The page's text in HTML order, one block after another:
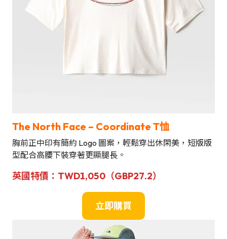
The North Face – Coordinate T恤
胸前正中印有簡約 Logo 圖案，輕鬆穿出休閑美，短版版
型配合高腰下裝穿著更顯腿長。
英國特價 ： TWD1,050（GBP27.2）
立即購買